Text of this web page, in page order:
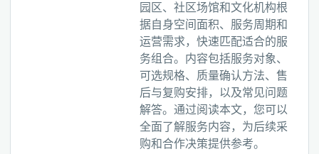
园区、社区场馆和文化机构根
据自身空间面积、服务周期和
运营需求，快速匹配适合的服
务组合。内容包括服务对象、
可选规格、质量确认方法、售
后与复购安排，以及常见问题
解答。通过阅读本文，您可以
全面了解服务内容，为后续采
购和合作决策提供参考。